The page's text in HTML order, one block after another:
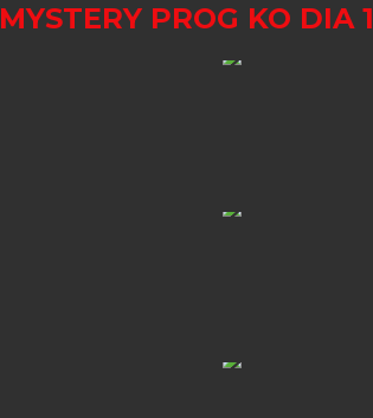
PROG KO DIA 1